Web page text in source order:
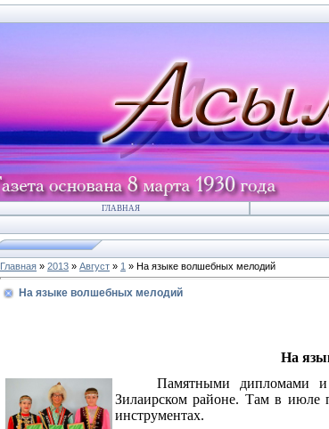
ГЛАВНАЯ
Главная » 2013 » Август » 1 » На языке волшебных мелодий
На языке волшебных мелодий
На
Памятными дипломами и
Зилаирском районе. Там в июле
инструментах.